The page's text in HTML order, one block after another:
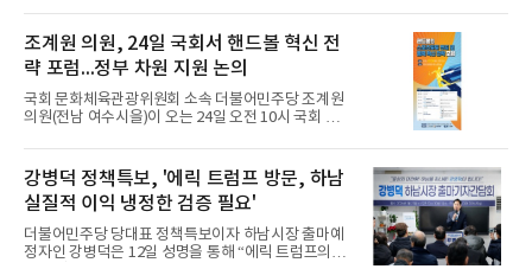
그
에서 ‘ 대중교통 이용자 경청 간담회’에 참석하여 고
양시의 해묵은 교통 난제를 해결할 실무 중심의 파격
적인 정책 대안들을 제시했다.이번 간담회는 서울 중
심의 광역교통 정책에 밀려 상대적으로 소외됐던 고
양시 내부 교통망의 열악한 현실을 진단하고, 시민들
의 실제 불편 경험을 바탕으로 지속 가능한 대중교통
해결책을 찾기 위해 마련됐다.이 날 교통 전문가답게
연계성
조계원 의원, 24일 국회서 핸드볼 혁신 전
략 포럼...정부 차원 지원 논의
국회 문화체육관광위원회 소속 더불어민주당 조계원
의원(전남 여수시을)이 오는 24일 오전 10시 국회 의
토 편입 및 종목 혁신 전략’ 포럼을 주최한다. 이번 포
럼은 과거 올림픽 등 여러 국제대회에서 세계를 제패
하며 국민에게 감동을 전했던 핸드볼을 비롯한 비인
기 종목들이 경쟁력을 되찾고 자생적 생태계를 구축
하도록 정부 차원의 제도적 지원 방안을 모색하자는
취지로 기획됐다. 특히, 스포츠토토(체육진흥투표권)
신규종목에 핸드볼을 편입시켜 국민의 관심을 높이
강병덕 정책특보, '에릭 트럼프 방문, 하남
실질적 이익 냉정한 검증 필요'
더불어민주당 당대표 정책특보이자 하남시장 출마예
정자인 강병덕은 12일 성명을 통해 “에릭 트럼프의